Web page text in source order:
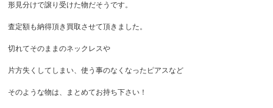
形見分けで譲り受けた物だそうです。
査定額も納得頂き買取させて頂きました。
切れてそのままのネックレスや
片方失くしてしまい、使う事のなくなったピアスなど
そのような物は、まとめてお持ち下さい！